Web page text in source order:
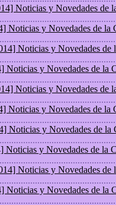
Noticias y Novedades de
Noticias y Novedades de la
Noticias y Novedades de
Noticias y Novedades de la
Noticias y Novedades de
Noticias y Novedades de la
Noticias y Novedades de la
Noticias y Novedades de la
Noticias y Novedades de
Noticias y Novedades de la